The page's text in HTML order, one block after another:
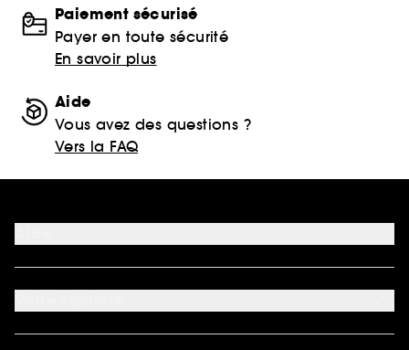
Paiement sécurisé
Payer en toute sécurité
En savoir plus
Aide
Vous avez des questions ?
Vers la FAQ
FAQ
Nous contacter
Mon compte